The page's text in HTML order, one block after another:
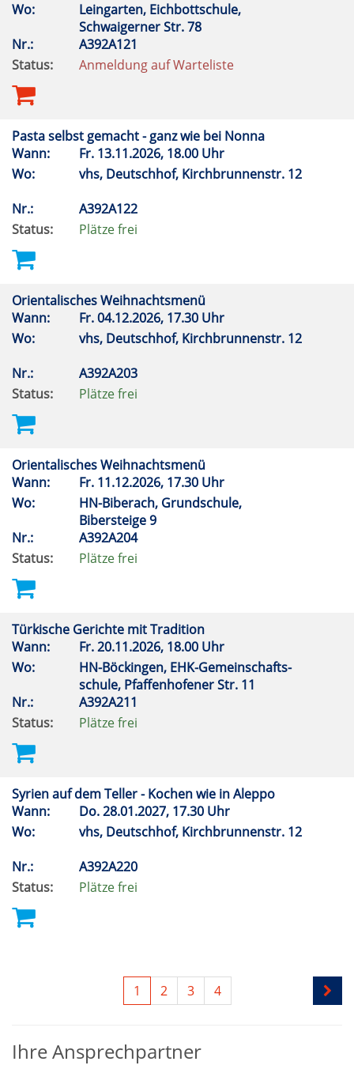
Wo:
Leingarten, Eichbottschule,
Schwaigerner Str. 78
Nr.:
A392A121
Status:
Anmeldung auf Warteliste
Pasta selbst gemacht - ganz wie bei Nonna
Wann:
Fr. 13.11.2026, 18.00 Uhr
Wo:
vhs, Deutschhof, Kirchbrunnenstr. 12
Nr.:
A392A122
Status:
Plätze frei
Orientalisches Weihnachtsmenü
Wann:
Fr.04.12.2026, 17.30 Uhr
Wo:
vhs, Deutschhof, Kirchbrunnenstr. 12
Nr.:
A392A203
Status:
Plätze frei
Orientalisches Weihnachtsmenü
Wann:
Fr. 11.12.2026, 17.30 Uhr
Wo:
HN-Biberach, Grundschule,
Bibersteige 9
Nr.:
A392A204
Status:
Plätze frei
Türkische Gerichte mit Tradition
Wann:
Fr.20.11.2026, 18.00 Uhr
Wo:
HN-Böckingen, EHK-Gemeinschafts-
schule, Pfaffenhofener Str. 11
Nr.:
A392A211
Status:
Plätze frei
Syrien auf dem Teller - Kochen wie in Aleppo
Wann:
Do.28.01.2027, 17.30 Uhr
Wo:
vhs, Deutschhof, Kirchbrunnenstr. 12
Nr.:
A392A220
Status:
Plätze frei
1 2 3 4
Ihre Ansprechpartner